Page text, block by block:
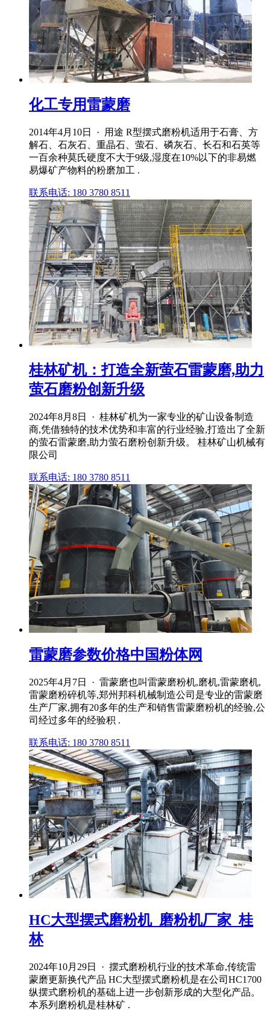
化工专用雷蒙磨
2014年4月10日 · 用途 R型摆式磨粉机适用于石膏、方
解石、石灰石、重晶石、萤石、磷灰石、长石和石英等
一百余种莫氏硬度不大于9级,湿度在10%以下的非易燃
易爆矿产物料的粉磨加工 .
联系电话: 180 3780 8511
桂林矿机：打造全新萤石雷蒙磨,助力
萤石磨粉创新升级
2024年8月8日 · 桂林矿机为一家专业的矿山设备制造
商,凭借独特的技术优势和丰富的行业经验,打造出了全新
的萤石雷蒙磨,助力萤石磨粉创新升级。 桂林矿山机械有
限公司
联系电话: 180 3780 8511
雷蒙磨参数价格中国粉体网
2025年4月7日 · 雷蒙磨也叫雷蒙磨粉机,磨机,雷蒙磨机,
雷蒙磨粉碎机等,郑州邦科机械制造公司是专业的雷蒙磨
生产厂家,拥有20多年的生产和销售雷蒙磨粉机的经验,公
司经过多年的经验积 .
联系电话: 180 3780 8511
HC大型摆式磨粉机_磨粉机厂家_桂
林
2024年10月29日 · 摆式磨粉机行业的技术革命,传统雷
蒙磨更新换代产品 HC大型摆式磨粉机是在公司HC1700
纵摆式磨粉机的基础上进一步创新形成的大型化产品。
本系列磨粉机是桂林矿 .